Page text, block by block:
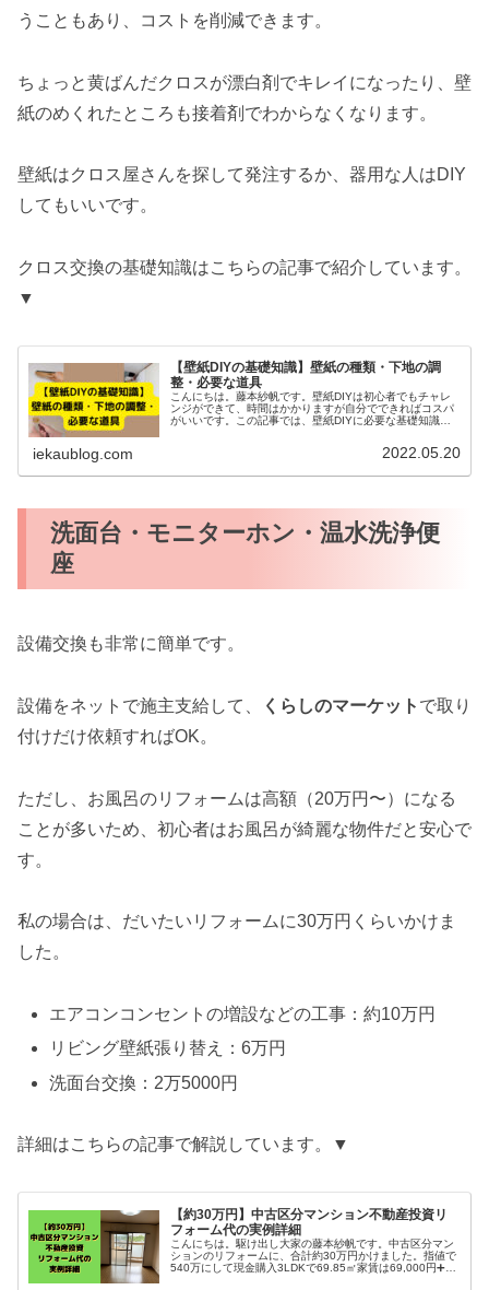
うこともあり、コストを削減できます。
ちょっと黄ばんだクロスが漂白剤でキレイになったり、壁
紙のめくれたところも接着剤でわからなくなります。
壁紙はクロス屋さんを探して発注するか、器用な人はDIY
してもいいです。
クロス交換の基礎知識はこちらの記事で紹介しています。
▼
【壁紙DIYの基礎知識】壁紙の種類・下地の調
整・必要な道具
こんにちは。藤本紗帆です。壁紙DIYは初心者でもチャレ
ンジができて、時間はかかりますが自分でできればコスパ
がいいです。この記事では、壁紙DIYに必要な基礎知識
iekaublog.com 2022.05.20
洗面台・モニターホン・温水洗浄便
座
設備交換も非常に簡単です。
設備をネットで施主支給して、 くらしのマーケット で取り
付けだけ依頼すればOK。
ただし、お風呂のリフォームは高額（20万円〜）になる
ことが多いため、初心者はお風呂が綺麗な物件だと安心で
す。
私の場合は、だいたいリフォームに30万円くらいかけま
した。
エアコンコンセントの増設などの工事：約10万円
リビング壁紙張り替え：6万円
洗面台交換：2万5000円
詳細はこちらの記事で解説しています。▼
【約30万円】中古区分マンション不動産投資リ
フォーム代の実例詳細
こんにちは。駆け出し大家の藤本紗帆です。中古区分マン
ションのリフォームに、合計約30万円かけました。指値で
540万にして現金購入3LDKで69.85㎡家賃は69,000円➕管